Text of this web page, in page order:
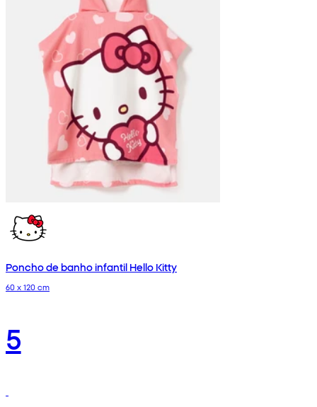
Poncho de banho infantil Hello Kitty
60 x 120 cm
5